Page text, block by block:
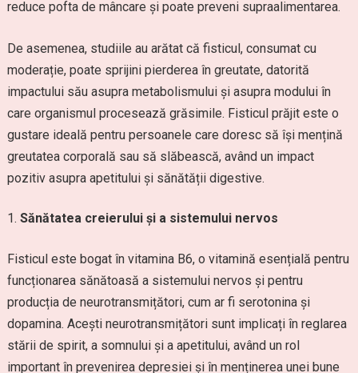
reduce pofta de mâncare și poate preveni supraalimentarea.
De asemenea, studiile au arătat că fisticul, consumat cu
moderație, poate sprijini pierderea în greutate, datorită
impactului său asupra metabolismului și asupra modului în
care organismul procesează grăsimile. Fisticul prăjit este o
gustare ideală pentru persoanele care doresc să își mențină
greutatea corporală sau să slăbească, având un impact
pozitiv asupra apetitului și sănătății digestive.
Sănătatea creierului și a sistemului nervos
Fisticul este bogat în vitamina B6, o vitamină esențială pentru
funcționarea sănătoasă a sistemului nervos și pentru
producția de neurotransmițători, cum ar fi serotonina și
dopamina. Acești neurotransmițători sunt implicați în reglarea
stării de spirit, a somnului și a apetitului, având un rol
important în prevenirea depresiei și în menținerea unei bune